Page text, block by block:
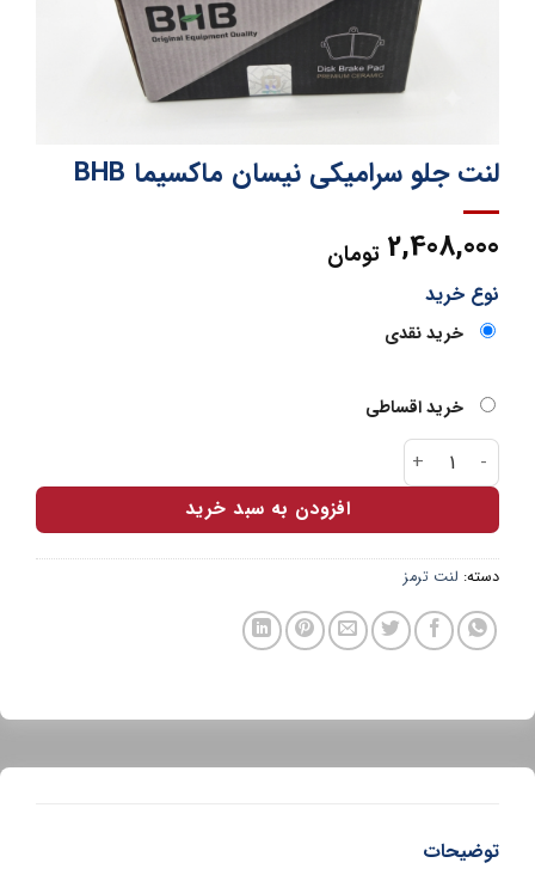
لنت جلو سرامیکی نیسان ماکسیما BHB
2,408,000 تومان
نوع خرید
خرید نقدی
خرید اقساطی
لنت جلو سرامیکی نیسان ماکسیما BHB عدد
افزودن به سبد خرید
دسته:لنت ترمز
توضیحات